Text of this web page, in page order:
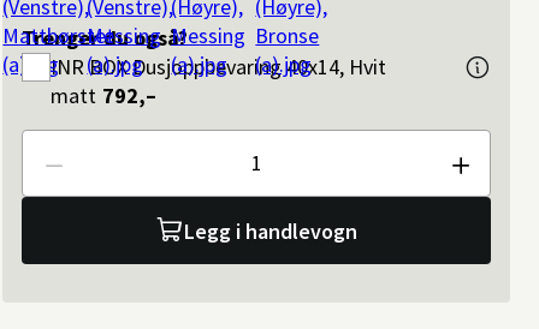
Trenger du også?
INR BOX Dusjoppbevaring 40x14, Hvit
matt 792,–
Antall
Legg i handlevogn